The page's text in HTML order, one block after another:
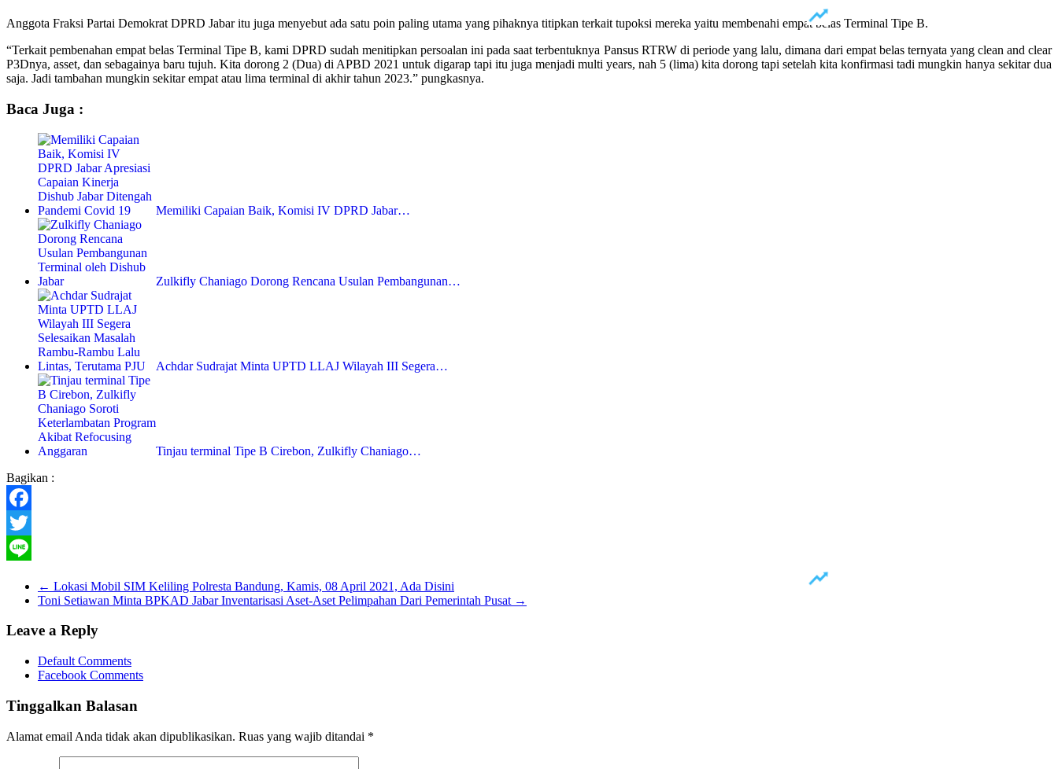
Anggota Fraksi Partai Demokrat DPRD Jabar itu juga menyebut ada satu poin paling utama yang pihaknya titipkan terkait tupoksi mereka yaitu membenahi empat belas Terminal Tipe B.
“Terkait pembenahan empat belas Terminal Tipe B, kami DPRD sudah menitipkan persoalan ini pada saat terbentuknya Pansus RTRW di periode yang lalu, dimana dari empat belas ternyata yang clean and clear
P3Dnya, asset, dan sebagainya baru tujuh. Kita dorong 2 (Dua) di APBD 2021 untuk digarap tapi itu juga menjadi multi years, nah 5 (lima) kita dorong tapi setelah kita konfirmasi tadi mungkin hanya sekitar dua
saja. Jadi tambahan mungkin sekitar empat atau lima terminal di akhir tahun 2023.” pungkasnya.
Baca Juga :
Memiliki Capaian Baik, Komisi IV DPRD Jabar…
Zulkifly Chaniago Dorong Rencana Usulan Pembangunan…
Achdar Sudrajat Minta UPTD LLAJ Wilayah III Segera…
Tinjau terminal Tipe B Cirebon, Zulkifly Chaniago…
Bagikan :
Facebook
Twitter
← Lokasi Mobil SIM Keliling Polresta Bandung, Kamis, 08 April 2021, Ada Disini
Toni Setiawan Minta BPKAD Jabar Inventarisasi Aset-Aset Pelimpahan Dari Pemerintah Pusat →
Leave a Reply
Default Comments
Facebook Comments
Tinggalkan Balasan
Alamat email Anda tidak akan dipublikasikan. Ruas yang wajib ditandai *